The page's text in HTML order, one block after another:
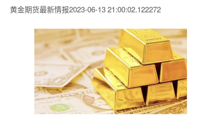
黄金期货最新情报2023-06-13 21:00:02.122272